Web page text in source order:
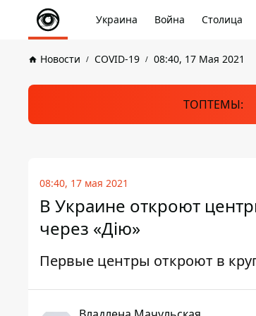
Украина Война Столица
Новости COVID-19 08:40, 17 Мая 2021
ТОПТЕМЫ:
08:40, 17 мая 2021
В Украине откроют
через «Дію»
Первые центры откроют в